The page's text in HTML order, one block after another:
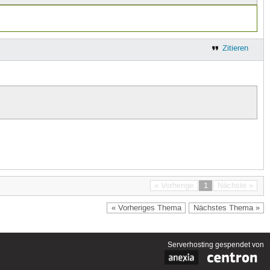
Zitieren
« Vorherige 1 Nächste »
« Vorheriges Thema Nächstes Thema »
Serverhosting gespendet von